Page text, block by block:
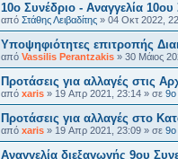
10ο Συνέδριο - Αναγγελία 10ου
από Στάθης Λειβαδίτης » 04 Οκτ 2022,
Υποψηφιότητες επιτροπής
από Vassilis Perantzakis » 30 Μάιος
Προτάσεις για αλλαγές στις
από xaris » 19 Απρ 2021, 23:14 » σε 9ο
Προτάσεις για αλλαγές στο
από xaris » 19 Απρ 2021, 23:09 » σε 9ο
Αναγγελία διεξαγωγής 9ου